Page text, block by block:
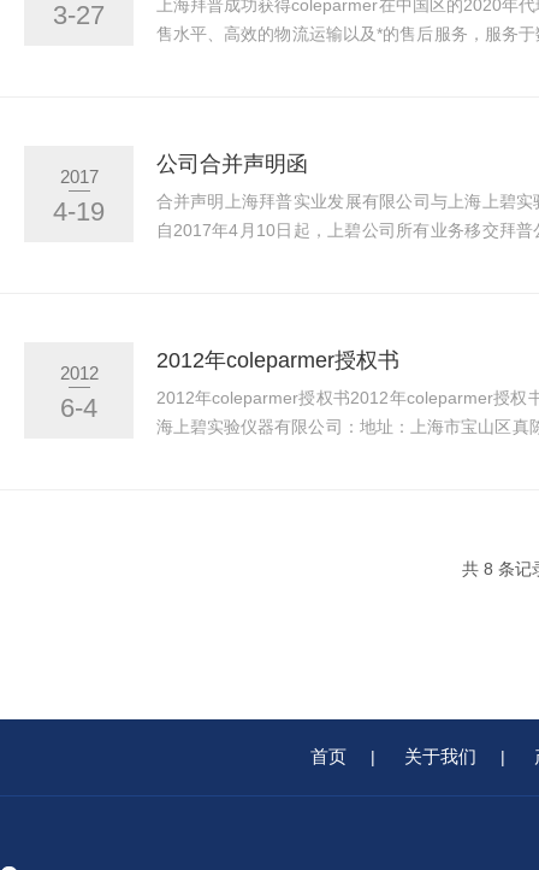
3-27
上海拜普成功获得coleparmer在中国区的2020年
售水平、高效的物流运输以及*的售后服务，服务
已适用于国内环保行业、化工行业以及印刷行业
得到广泛客户的肯定。
2017
4-19
公司合并声明函
合并声明上海拜普实业发展有限公司与上海上碧
自2017年4月10日起，上碧公司所有业务移交拜
2012
6-4
2012年coleparmer授权书
2012年coleparmer授权书2012年coleparmer授权
海上碧实验仪器有限公司：地址：上海市宝山区真
共 8 条
首页 | 关于我们 |